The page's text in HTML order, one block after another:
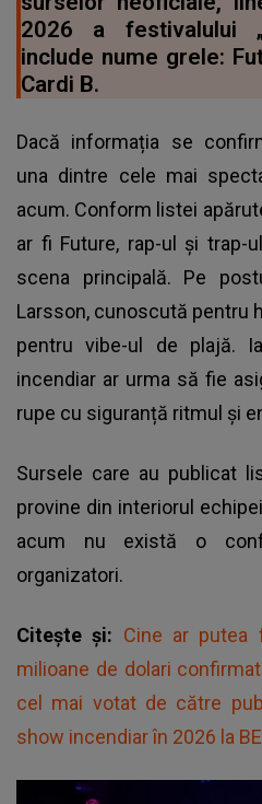
2026 a festivalului
include nume grele:
Cardi B.
Dacă informația se
una dintre cele mai
acum. Conform listei
ar fi Future, rap-ul și trap-
scena principală. Pe
Larsson, cunoscută pentru
pentru vibe-ul de plajă.
incendiar ar urma să fie
rupe cu siguranță ritmul și
Sursele care au publicat
provine din interiorul
acum nu există o
organizatori.
Citește și: Cine ar putea
milioane de dolari
cel mai votat de către
show incendiar în 2026 la